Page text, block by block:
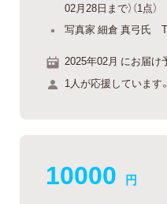
02月28日まで）（1点）
写真家 細倉 真弓氏 T
2025年02月 にお届け
1人が応援しています。
10000 円